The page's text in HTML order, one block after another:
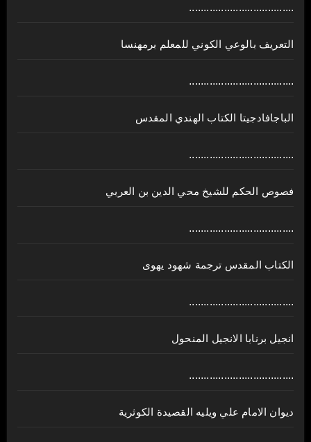
....................................
ﺍﻟﺘﻌﺮﻳﻒ ﺑﺎﻟﻮﻋﻲ ﺍﻟﻜﻮﻧﻲ للمعلم برمهنسا
....................................
الباجافادجيتا الكتاب الهندي المقدس
....................................
فصوص الحكم للشيخ محي الدين بن العربي
....................................
الكتاب المقدس ترجمة شهود يهوى
....................................
انجيل برنابا الانجيل المنحول
....................................
ديوان الامام علي ويليه القصيدة الكوثرية